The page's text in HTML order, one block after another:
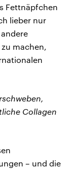
Fettnäpfchen
lieber nur
machen,
Collagen
– und die